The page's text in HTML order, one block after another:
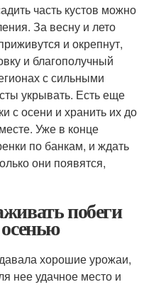
часть кустов можно
За весну и лето
и окрепнут,
и благополучный
с сильными
укрывать. Есть еще
с осени и хранить их до
Уже в конце
по банкам, и ждать
они появятся,
побеги
хорошие урожаи,
нее удачное место и